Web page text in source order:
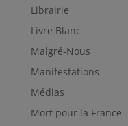
Librairie
Livre Blanc
Malgré-Nous
Manifestations
Médias
Mort pour la France